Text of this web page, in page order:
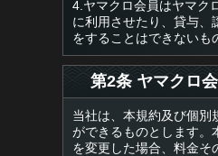
4.ヤマクロ会員はヤマク
に利用させたり、貸与、
をすることはできないも
第2条 ヤマクロ
当社は、本規約及び個別
ができるものとします。
を変更した場合、料金そ